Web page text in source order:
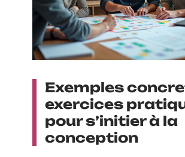
Exemples
exercices
pour s’initier à la
conception